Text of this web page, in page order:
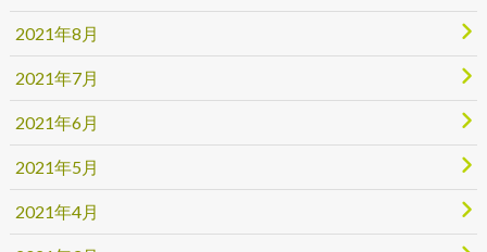
2021年8月
2021年7月
2021年6月
2021年5月
2021年4月